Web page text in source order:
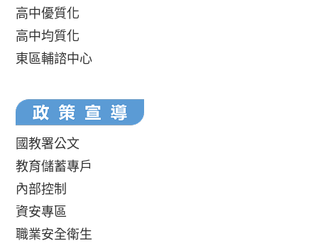
高中優質化
高中均質化
東區輔諮中心
國教署公文
教育儲蓄專戶
內部控制
資安專區
職業安全衛生